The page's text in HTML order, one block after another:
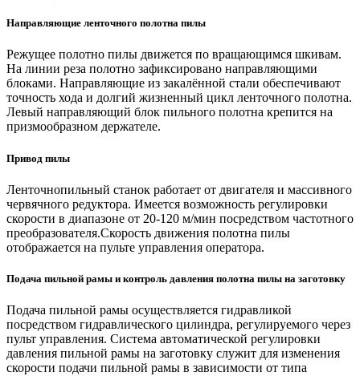
Направляющие ленточного полотна пилы
Режущее полотно пилы движется по вращающимся шкивам.
На линии реза полотно зафиксировано направляющими
блоками. Направляющие из закалённой стали обеспечивают
точность хода и долгий жизненный цикл ленточного полотна.
Левый направляющий блок пильного полотна крепится на
призмообразном держателе.
Привод пилы
Ленточнопильный станок работает от двигателя и массивного
червячного редуктора. Имеется возможность регулировки
скорости в диапазоне от 20-120 м/мин посредством частотного
преобразователя.Скорость движения полотна пилы
отображается на пульте управления оператора.
Подача пильной рамы и контроль давления полотна пилы на заготовку
Подача пильной рамы осуществляется гидравликой
посредством гидравлического цилиндра, регулируемого через
пульт управления. Система автоматической регулировки
давления пильной рамы на заготовку служит для изменения
скорости подачи пильной рамы в зависимости от типа